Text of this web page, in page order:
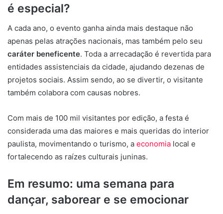
é especial?
A cada ano, o evento ganha ainda mais destaque não
apenas pelas atrações nacionais, mas também pelo seu
caráter beneficente. Toda a arrecadação é revertida para
entidades assistenciais da cidade, ajudando dezenas de
projetos sociais. Assim sendo, ao se divertir, o visitante
também colabora com causas nobres.
Com mais de 100 mil visitantes por edição, a festa é
considerada uma das maiores e mais queridas do interior
paulista, movimentando o turismo, a economia local e
fortalecendo as raízes culturais juninas.
Em resumo: uma semana para
dançar, saborear e se emocionar